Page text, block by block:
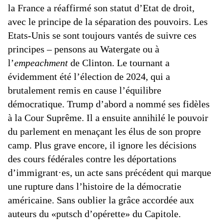
la France a réaffirmé son statut d’Etat de droit,
avec le principe de la séparation des pouvoirs. Les
Etats-Unis se sont toujours vantés de suivre ces
principes – pensons au Watergate ou à
l’empeachment de Clinton. Le tournant a
évidemment été l’élection de 2024, qui a
brutalement remis en cause l’équilibre
démocratique. Trump d’abord a nommé ses fidèles
à la Cour Suprême. Il a ensuite annihilé le pouvoir
du parlement en menaçant les élus de son propre
camp. Plus grave encore, il ignore les décisions
des cours fédérales contre les déportations
d’immigrant·es, un acte sans précédent qui marque
une rupture dans l’histoire de la démocratie
américaine. Sans oublier la grâce accordée aux
auteurs du «putsch d’opérette» du Capitole.